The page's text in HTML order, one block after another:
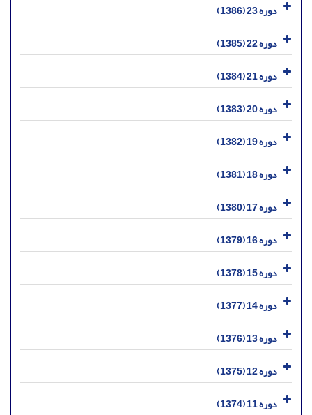
دوره 23 (1386)
دوره 22 (1385)
دوره 21 (1384)
دوره 20 (1383)
دوره 19 (1382)
دوره 18 (1381)
دوره 17 (1380)
دوره 16 (1379)
دوره 15 (1378)
دوره 14 (1377)
دوره 13 (1376)
دوره 12 (1375)
دوره 11 (1374)